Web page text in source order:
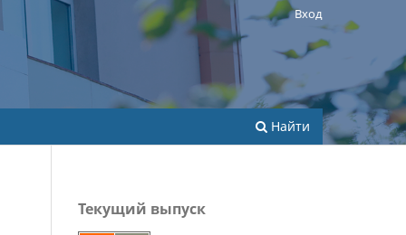
Найти
Вход
Текущий выпуск